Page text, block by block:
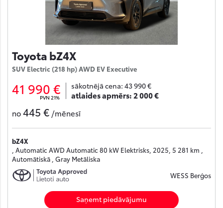
Toyota bZ4X
SUV Electric (218 hp) AWD EV Executive
41 990 €
PVN 21%
sākotnējā cena: 43 990 €
atlaides apmērs:2 000 €
no445 € /mēnesī
bZ4X
, Automatic AWD Automatic 80 kW Elektrisks, 2025, 5 281 km ,
Automātiskā , Gray Metāliska
WESS Berģos
Saņemt piedāvājumu